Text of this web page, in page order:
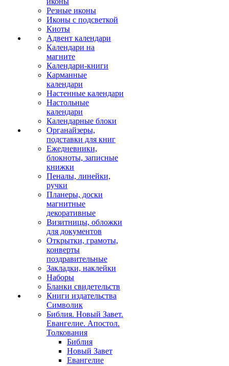
Резные иконы
Иконы с подсветкой
Киоты
Адвент календари
Календари на
магните
Календари-книги
Карманные
календари
Настенные календари
Настольные
календари
Календарные блоки
Органайзеры,
подставки для книг
Ежедневники,
блокноты, записные
книжки
Пеналы, линейки,
ручки
Планеры, доски
магнитные
декоративные
Визитницы, обложки
для документов
Открытки, грамоты,
конверты
поздравительные
Закладки, наклейки
Наборы
Бланки свидетельств
Книги издательства
Символик
Библия. Новый Завет.
Евангелие. Апостол.
Толкования
Библия
Новый Завет
Евангелие